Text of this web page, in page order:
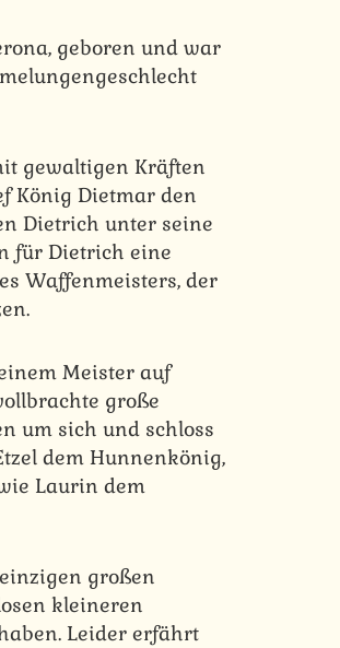
geboren und war
gewaltigen Kräften
König Dietmar den
Dietrich unter seine
für Dietrich eine
Waffenmeisters, der
Meister auf
große
um sich und schloss
dem Hunnenkönig,
Laurin dem
großen
kleineren
Leider erfährt